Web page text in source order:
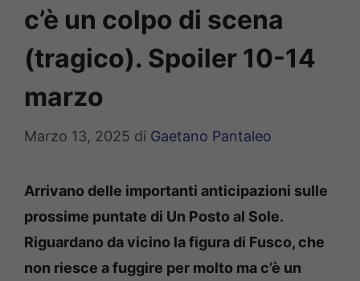
c’è un colpo di scena
(tragico). Spoiler 10-14
marzo
Marzo 13, 2025 di Gaetano Pantaleo
Arrivano delle importanti anticipazioni sulle
prossime puntate di Un Posto al Sole.
Riguardano da vicino la figura di Fusco, che
non riesce a fuggire per molto ma c’è un